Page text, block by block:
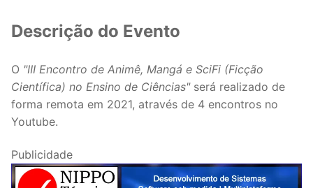
Descrição do Evento
O "III Encontro de Animê, Mangá e SciFi (Ficção
Científica) no Ensino de Ciências"será realizado de
forma remota em 2021, através de 4 encontros no
Youtube.
Publicidade